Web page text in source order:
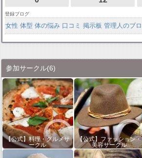
登録ブログ
女性 体型 体の悩み 口コミ 掲示板 管理人のブ
参加サークル(6)
【公式】料理・グルメサ
ークル
【公式】ファッション・
美容サークル